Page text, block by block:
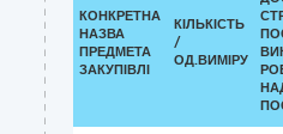
КОНКРЕТНА
НАЗВА
ПРЕДМЕТА
ЗАКУПІВЛІ
КІЛЬКІСТЬ
/
ОД.ВИМІРУ